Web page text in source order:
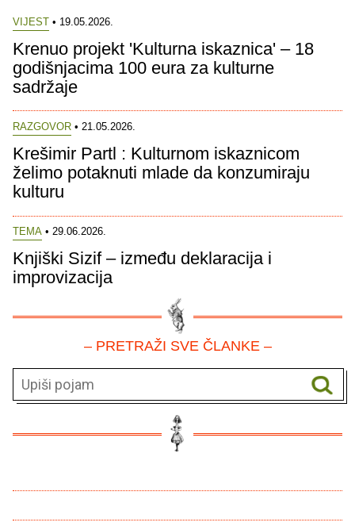
VIJEST • 19.05.2026.
Krenuo projekt 'Kulturna iskaznica' – 18
godišnjacima 100 eura za kulturne
sadržaje
RAZGOVOR • 21.05.2026.
Krešimir Partl : Kulturnom iskaznicom
želimo potaknuti mlade da konzumiraju
kulturu
TEMA • 29.06.2026.
Knjiški Sizif – između deklaracija i
improvizacija
– PRETRAŽI SVE ČLANKE –